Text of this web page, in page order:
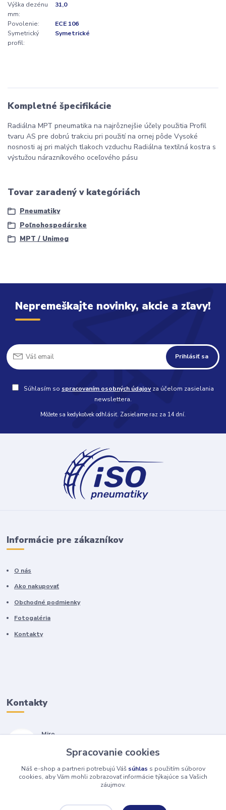
Výška dezénu
mm:
31,0
Povolenie:
ECE 106
Symetrický
profil:
Symetrické
Kompletné špecifikácie
Radiálna MPT pneumatika na najrôznejšie účely použitia Profil
tvaru AS pre dobrú trakciu pri použití na ornej pôde Vysoké
nosnosti aj pri malých tlakoch vzduchu Radiálna textilná kostra s
výstužou nárazníkového oceľového pásu
Tovar zaradený v kategóriách
Pneumatiky
Poľnohospodárske
MPT / Unimog
Nepremeškajte novinky, akcie a zľavy!
Prihlásiť sa
Súhlasím so spracovaním osobných údajovza účelom zasielania
newslettera.
Môžete sa kedykoľvek odhlásiť. Zasielame raz za 14 dní.
Informácie pre zákazníkov
O nás
Ako nakupovať
Obchodné podmienky
Fotogaléria
Kontakty
Kontakty
Miro
(Po-Pia, 7-17 hod.)
isopneumatiky@isopneumatiky.sk
Spracovanie cookies
Náš e-shop a partneri potrebujú Váš súhlas s použitím súborov
cookies, aby Vám mohli zobrazovať informácie týkajúce sa Vašich
záujmov.